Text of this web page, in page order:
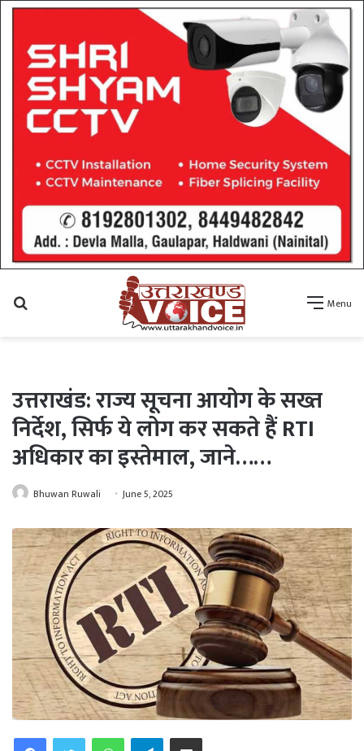
Menu
उत्तराखंड: राज्य सूचना आयोग के सख्त
निर्देश, सिर्फ ये लोग कर सकते हैं RTI
अधिकार का इस्तेमाल, जाने……
Bhuwan Ruwali June 5, 2025
WhatsAppTelegramShare via Email